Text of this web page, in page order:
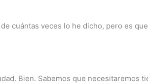
cuántas veces lo he dicho, pero es
Bien. Sabemos que necesitaremos